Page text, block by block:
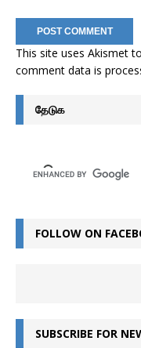
This site uses Akismet
comment data is
தேடுக
FOLLOW ON
SUBSCRIBE FOR